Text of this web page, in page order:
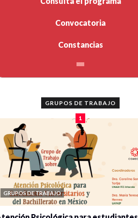
Convocatoria
Constancias
GRUPOS DE TRABAJO
1
GRUPOS DE TRABAJO